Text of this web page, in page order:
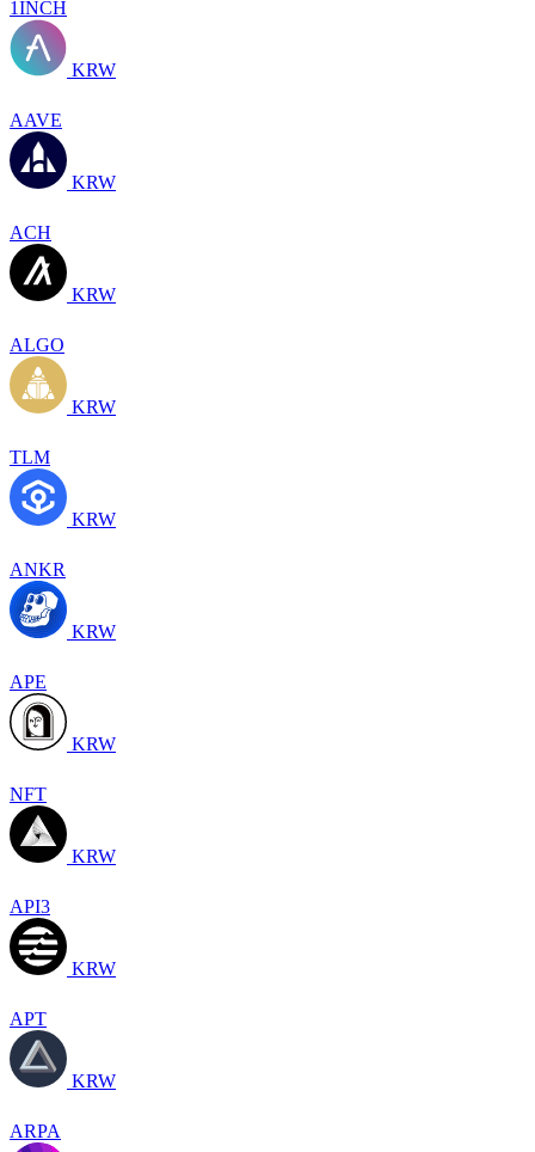
1INCH
KRW
AAVE
KRW
ACH
KRW
ALGO
KRW
TLM
KRW
ANKR
KRW
APE
KRW
NFT
KRW
API3
KRW
APT
KRW
ARPA